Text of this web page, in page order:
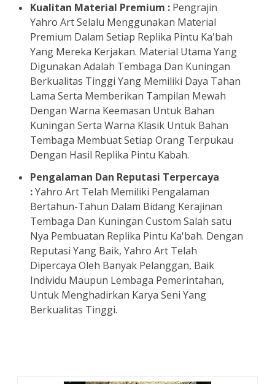
Kualitan Material Premium : Pengrajin
Yahro Art Selalu Menggunakan Material
Premium Dalam Setiap Replika Pintu Ka'bah
Yang Mereka Kerjakan. Material Utama Yang
Digunakan Adalah Tembaga Dan Kuningan
Berkualitas Tinggi Yang Memiliki Daya Tahan
Lama Serta Memberikan Tampilan Mewah
Dengan Warna Keemasan Untuk Bahan
Kuningan Serta Warna Klasik Untuk Bahan
Tembaga Membuat Setiap Orang Terpukau
Dengan Hasil Replika Pintu Kabah.
Pengalaman Dan Reputasi Terpercaya
:Yahro Art Telah Memiliki Pengalaman
Bertahun-Tahun Dalam Bidang Kerajinan
Tembaga Dan Kuningan Custom Salah satu
Nya Pembuatan Replika Pintu Ka'bah. Dengan
Reputasi Yang Baik, Yahro Art Telah
Dipercaya Oleh Banyak Pelanggan, Baik
Individu Maupun Lembaga Pemerintahan,
Untuk Menghadirkan Karya Seni Yang
Berkualitas Tinggi.